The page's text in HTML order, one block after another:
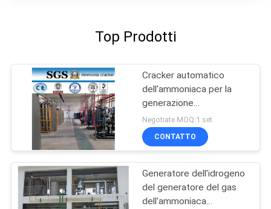
Top Prodotti
Cracker automatico
dell'ammoniaca per la
generazione
dell'idrogeno, capacità 5-
1000Nm3/H
Negotiate MOQ:1 set
CONTATTO
Generatore dell'idrogeno
del generatore del gas
dell'ammoniaca